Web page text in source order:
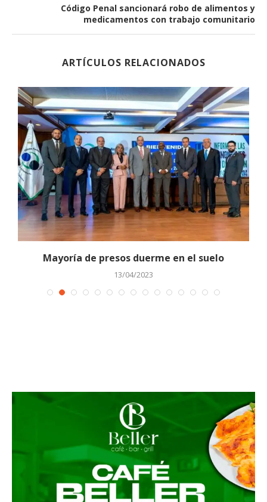
Código Penal sancionará robo de alimentos y
medicamentos con trabajo comunitario
ARTÍCULOS RELACIONADOS
Mayoría de presos duerme en el suelo
13/04/2023